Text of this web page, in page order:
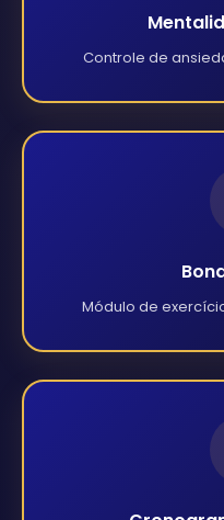
Controle de
Módulo de